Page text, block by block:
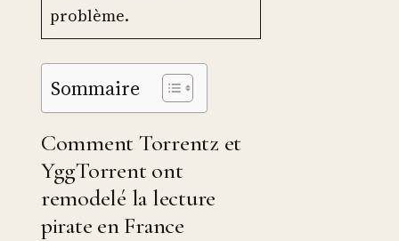
problème.
Sommaire
Comment Torrentz et
YggTorrent ont
remodelé la lecture
pirate en France